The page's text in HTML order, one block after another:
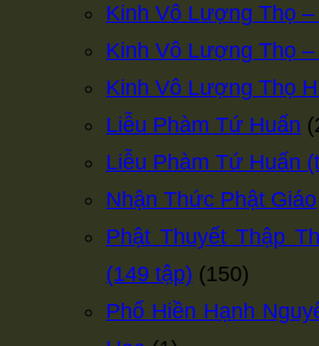
Kinh Vô Lượng Thọ
Kinh Vô Lượng Thọ
Kinh Vô Lượng Thọ
Liễu Phàm Tứ Huấn
Liễu Phàm Tứ Huấn
Nhận Thức Phật Giáo
Phật Thuyết Thập
(149 tập) (150)
Phổ Hiền Hạnh